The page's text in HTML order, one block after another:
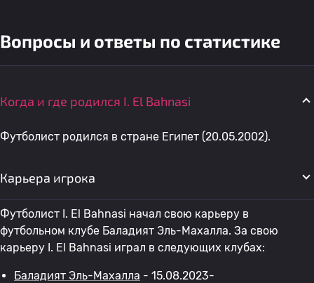
Вопросы и ответы по статистике
Когда и где родился I. El Bahnasi
Футболист родился в стране Египет (20.05.2002).
Карьера игрока
Футболист I. El Bahnasi начал свою карьеру в
футбольном клубе Баладият Эль-Махалла. За свою
карьеру I. El Bahnasi играл в следующих клубах:
Баладият Эль-Махалла - 15.08.2023-